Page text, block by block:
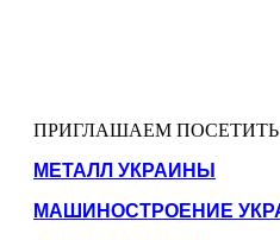
ПРИГЛАШАЕМ ПОСЕТИТЬ
МЕТАЛЛ УКРАИНЫ
МАШИНОСТРОЕНИЕ